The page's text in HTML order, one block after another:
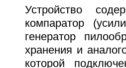
Устройство
компаратор
генератор
хранения и
которой